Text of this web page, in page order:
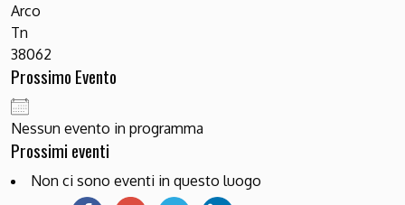
Arco
Tn
38062
Prossimo Evento
Nessun evento in programma
Prossimi eventi
Non ci sono eventi in questo luogo